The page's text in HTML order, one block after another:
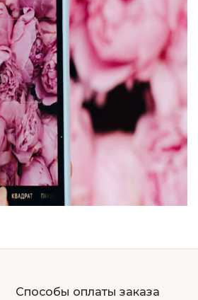
Способы оплаты заказа